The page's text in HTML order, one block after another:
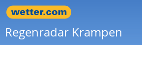
Regenradar Krampen